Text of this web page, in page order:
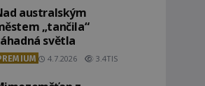
australským
„tančila“
světla
4.7.2026 3.4TIS